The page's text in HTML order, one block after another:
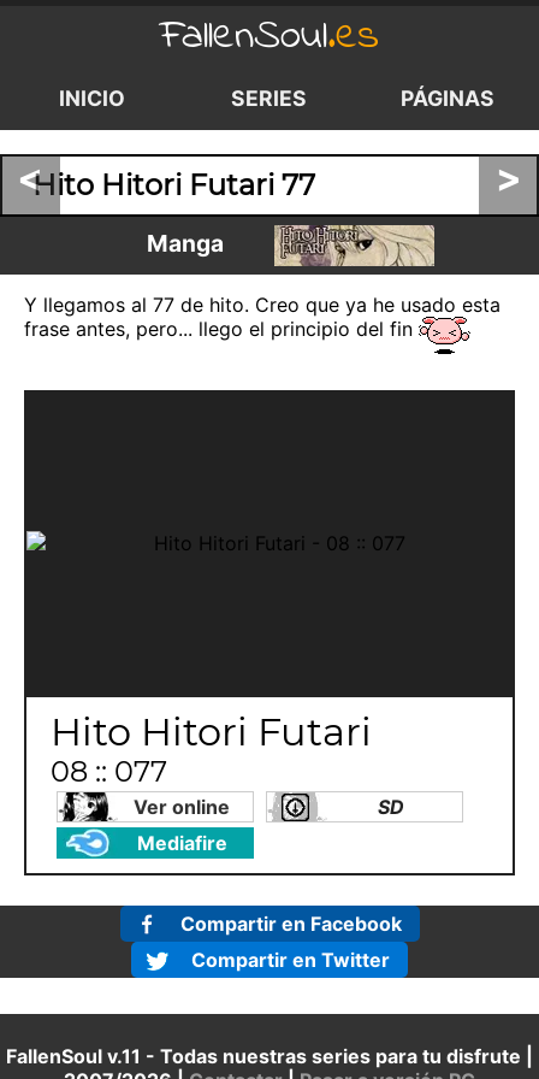
FallenSoul.es
INICIO SERIES PÁGINAS
< >
Hito Hitori Futari 77
Manga
Y llegamos al 77 de hito. Creo que ya he usado esta
frase antes, pero... llego el principio del fin
Hito Hitori Futari
08 :: 077
Ver online
SD
Mediafire
Compartir en Facebook
Compartir en Twitter
FallenSoul v.11 - Todas nuestras series para tu disfrute |